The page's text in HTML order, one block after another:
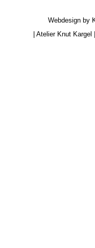
Webdesign by
|Atelier Knut Kargel